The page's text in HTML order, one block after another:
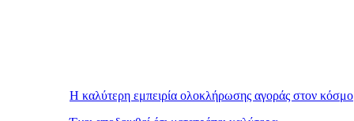
Η καλύτερη εμπειρία ολοκλήρωσης αγοράς στον κόσμο